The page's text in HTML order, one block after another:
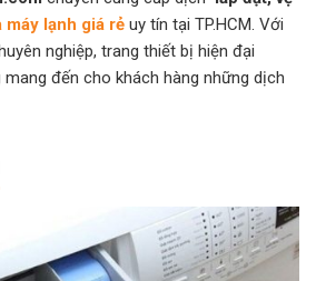
máy lạnh giá rẻ uy tín tại TP.HCM. Với
nghiệp, trang thiết bị hiện đại
đến cho khách hàng những dịch